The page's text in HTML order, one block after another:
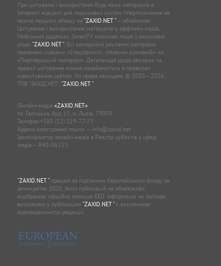
При цитуванні і використанні будь-яких матеріалів в
Інтернеті відкриті для пошукових систем гіперпосилання не
нижче першого абзацу на "ZAXID.NET "— обов’язкові.
Цитування і використання матеріалів у оффлайн-медіа,
Мобільних додатках, SmartTV можливе лише з письмової
згоди "ZAXID.NET ". Всі комерційні рекламні матеріали
позначені словами «Спецпроєкт», «Новини компаній» чи
«Партнерський матеріал». Детальніше щодо реклами та
правил цитування можна ознайомитись в правилах
користування сайтом. Усі права захищені. © 2005—2026,
ТОВ “ЗАХІД.НЕТ”, "ZAXID.NET ".
Онлайн-медіа «ZAXID.NET»
пл. Галицька, буд. 15, м. Львів, 79008
Телефон +380 (32) 229-77-77
Адреса електронної пошти — info@zaxid.net
Ідентифікатор онлайн-медіа в Реєстрі суб'єктів у сфері
медіа — R40-06155
"ZAXID.NET "працює за підтримки Європейського фонду за
демократію (EED). Зміст публікацій не обов’язково
відображає офіційну позицію EED. Інформація чи погляди,
висловлені у публікаціях "ZAXID.NET "є виключною
відповідальністю редакції.